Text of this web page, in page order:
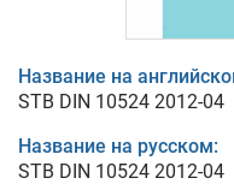
Название на
STB DIN 10524 2012-04
Название на русском:
STB DIN 10524 2012-04